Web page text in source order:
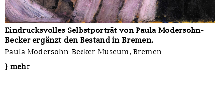
Eindrucksvolles Selbstporträt von Paula Modersohn-
Becker ergänzt den Bestand in Bremen.
Paula Modersohn-Becker Museum, Bremen
} mehr